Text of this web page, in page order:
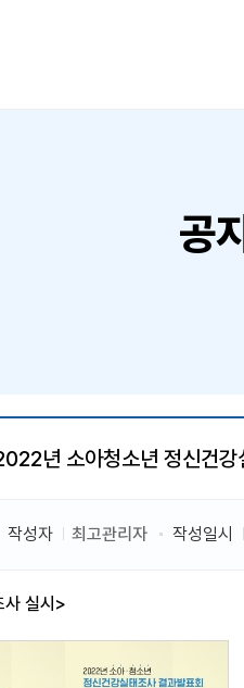
공
년 소아청소년 정신건
작성자 최고관리자 작성일시
사 실시>